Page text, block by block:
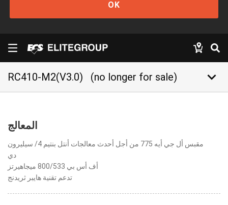
OK
RC410-M2(V3.0) (no longer for sale) keyboard_arrow_down
المعالج
مقبس أل جي أيه 775 من أجل أحدث معالجات أنتل بنتيم 4/ سيليرون
دي
أف أس بي 800/533 ميجاهيرتز
تدعم تقنية هايبر ثريدنج